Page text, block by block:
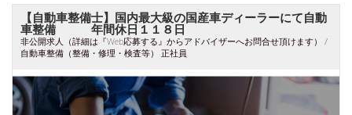
【自動車整備士】国内最大級の国産車ディーラーにて自動
車整備 年間休日１１８日
非公開求人（詳細は『Web応募する』からアドバイザーへお問合せ頂けます） /
自動車整備（整備・修理・検査等） 正社員